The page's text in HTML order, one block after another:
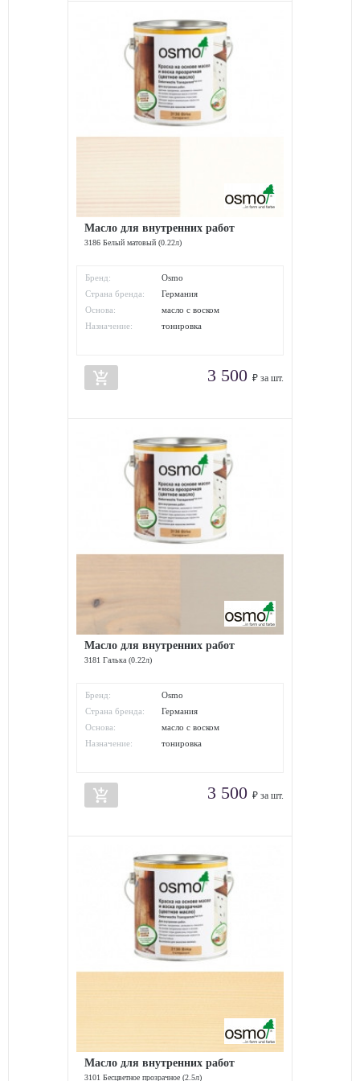
Масло для внутренних работ
3186 Белый матовый (0.22л)
Бренд:
Osmo
Страна бренда:
Германия
Основа:
масло с воском
Назначение:
тонировка
add_shopping_cart 3 500 ₽ за шт.
Масло для внутренних работ
3181 Галька (0.22л)
Бренд:
Osmo
Страна бренда:
Германия
Основа:
масло с воском
Назначение:
тонировка
add_shopping_cart 3 500 ₽ за шт.
Масло для внутренних работ
3101 Бесцветное прозрачное (2.5л)